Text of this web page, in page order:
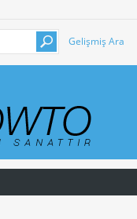
Gelişmiş Ara